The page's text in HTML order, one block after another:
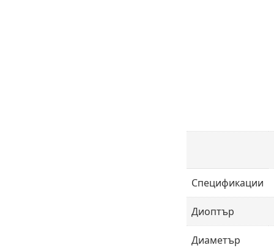
Спецификации
Диоптър
Диаметър